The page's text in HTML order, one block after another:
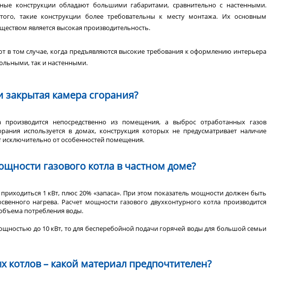
конструкции обладают большими габаритами, сравнительно с настенными.
такие конструкции более требовательны к месту монтажа. Их основным
является высокая производительность.
в том случае, когда предъявляются высокие требования к оформлению интерьера
так и настенными.
закрытая камера сгорания?
непосредственно из помещения, а выброс отработанных газов
используется в домах, конструкция которых не предусматривает наличие
от особенностей помещения.
газового котла в частном доме?
1 кВт, плюс 20% «запаса». При этом показатель мощности должен быть
нагрева. Расчет мощности газового двухконтурного котла производится
потребления воды.
до 10 кВт, то для бесперебойной подачи горячей воды для большой семьи
– какой материал предпочтителен?